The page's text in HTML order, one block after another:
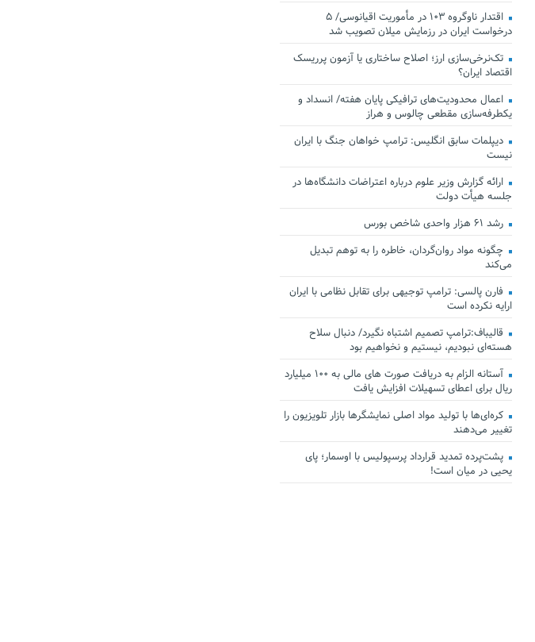
اقتدار ناوگروه ۱۰۳ در مأموریت‌ اقیانوسی/ ۵
درخواست ایران در رزمایش میلان تصویب شد
تک‌نرخی‌سازی ارز؛ اصلاح ساختاری یا آزمون پرریسک
اقتصاد ایران؟
اعمال محدودیت‌های ترافیکی پایان هفته/ انسداد و
یکطرفه‌سازی مقطعی چالوس و هراز
دیپلمات سابق انگلیس:‌ ترامپ خواهان جنگ با ایران
نیست
ارائه گزارش وزیر علوم درباره اعتراضات دانشگاه‌ها در
جلسه هیأت دولت
رشد ۶۱ هزار واحدی شاخص بورس
چگونه مواد روان‌گردان، خاطره را به توهم تبدیل
می‌کند
فارن پالسی: ترامپ توجیهی برای تقابل نظامی با ایران
ارایه نکرده است
قالیباف:ترامپ تصمیم اشتباه نگیرد/ دنبال سلاح
هسته‌ای نبودیم، نیستیم و نخواهیم بود
آستانه الزام به دریافت صورت های مالی به ۱۰۰ میلیارد
ریال برای اعطای تسهیلات افزایش یافت
کره‌ای‌ها با تولید مواد اصلی نمایشگرها بازار تلویزیون را
تغییر می‌دهند
پشت‌پرده تمدید قرارداد پرسپولیس با اوسمار؛ پای
یحیی در میان است!